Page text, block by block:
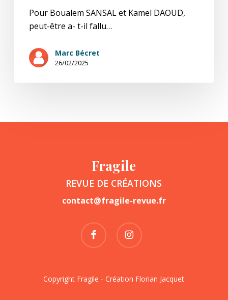
Pour Boualem SANSAL et Kamel DAOUD,
peut-être a- t-il fallu…
Marc Bécret
26/02/2025
Fragile
REVUE DE CRÉATIONS
contact@fragile-revue.fr
facebook instagram
Copyright Fragile - Création Florian Jacquet